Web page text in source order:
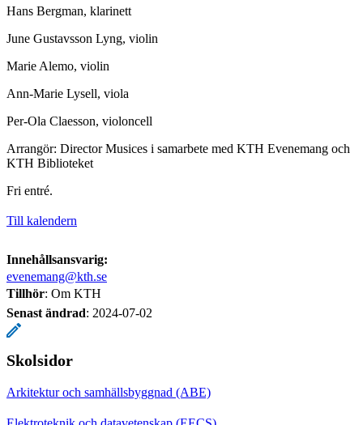
Hans Bergman, klarinett
June Gustavsson Lyng, violin
Marie Alemo, violin
Ann-Marie Lysell, viola
Per-Ola Claesson, violoncell
Arrangör: Director Musices i samarbete med KTH Evenemang och
KTH Biblioteket
Fri entré.
Till kalendern
Innehållsansvarig:
evenemang@kth.se
Tillhör: Om KTH
Senast ändrad: 2024-07-02
Skolsidor
Arkitektur och samhällsbyggnad (ABE)